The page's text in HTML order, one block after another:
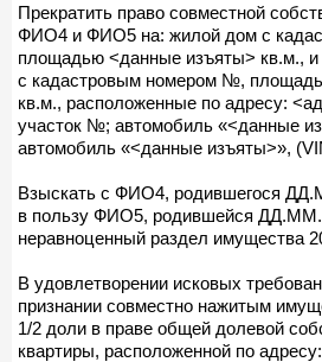
Прекратить право совместной
ФИО4 и ФИО5 на: жилой дом с
площадью <данные изъяты> кв.м., и
с кадастровым номером №,
кв.м., расположенные по адресу:
участок №; автомобиль «<данные
автомобиль «<данные изъяты>»,
Взыскать с ФИО4, родившегося
в пользу ФИО5, родившейся
неравноценный раздел имущества
В удовлетворении исковых
признании совместно нажитым
1/2 доли в праве общей долевой
квартиры, расположенной по